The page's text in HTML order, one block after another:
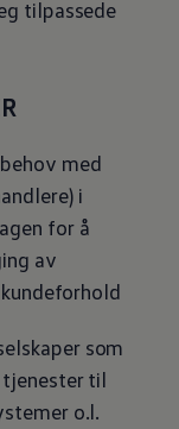
tilpassede
med
i
for å
av
som
til
o.l.